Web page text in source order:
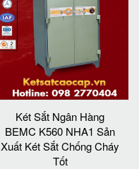
Két Sắt Ngân Hàng
BEMC K560 NHA1 Sản
Xuất Két Sắt Chống Cháy
Tốt